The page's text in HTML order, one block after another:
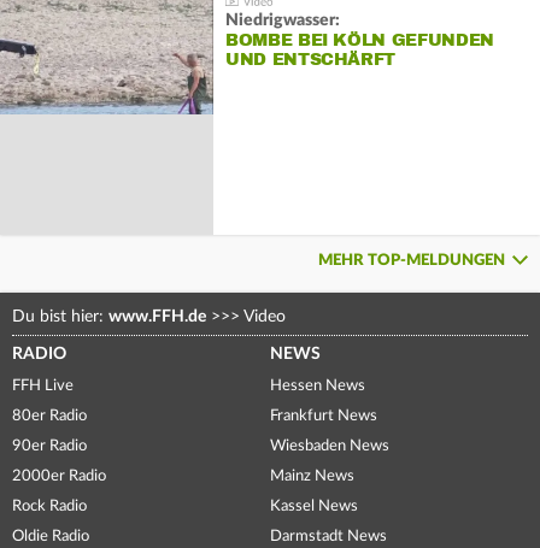
Niedrigwasser:
BOMBE BEI KÖLN GEFUNDEN
UND ENTSCHÄRFT
MEHR TOP-MELDUNGEN
Du bist hier: www.FFH.de >>> Video
RADIO
FFH Live
80er Radio
90er Radio
2000er Radio
Rock Radio
Oldie Radio
NEWS
Hessen News
Frankfurt News
Wiesbaden News
Mainz News
Kassel News
Darmstadt News